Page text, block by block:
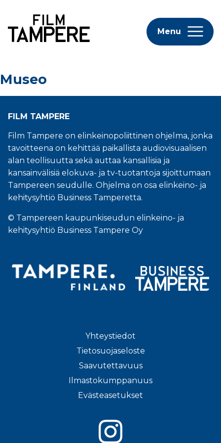
Menu
Museo
FILM TAMPERE
Film Tampere on elinkeinopoliittinen ohjelma, jonka
tavoitteena on kehittää paikallista audiovisuaalisen
alan teollisuutta sekä auttaa kansallisia ja
kansainvälisiä elokuva- ja tv-tuotantoja sijoittumaan
Tampereen seudulle. Ohjelma on osa elinkeino- ja
kehitysyhtiö Business Tamperetta.
© Tampereen kaupunkiseudun elinkeino- ja
kehitysyhtiö Business Tampere Oy
Yhteystiedot
Tietosuojaseloste
Saavutettavuus
Ilmastokumppanuus
Evästeasetukset